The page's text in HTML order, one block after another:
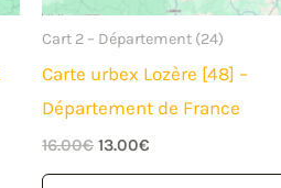
Cart 2 – Département (24)
Carte urbex Lozère [48] –
Département de France
16.00€ Le
13.00€